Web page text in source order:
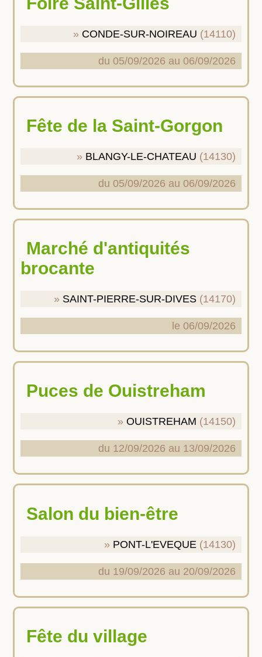
CONDE-SUR-NOIREAU (14110)
du 05/09/2026 au 06/09/2026
Fête de la Saint-Gorgon
BLANGY-LE-CHATEAU (14130)
du 05/09/2026 au 06/09/2026
Marché d'antiquités
brocante
SAINT-PIERRE-SUR-DIVES (14170)
le 06/09/2026
Puces de Ouistreham
OUISTREHAM (14150)
du 12/09/2026 au 13/09/2026
Salon du bien-être
PONT-L'EVEQUE (14130)
du 19/09/2026 au 20/09/2026
Fête du village